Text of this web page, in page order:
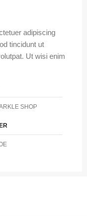
adipiscing
tincidunt ut
Ut wisi enim
SHOP